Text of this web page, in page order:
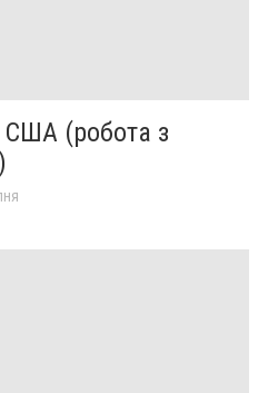
(робота з